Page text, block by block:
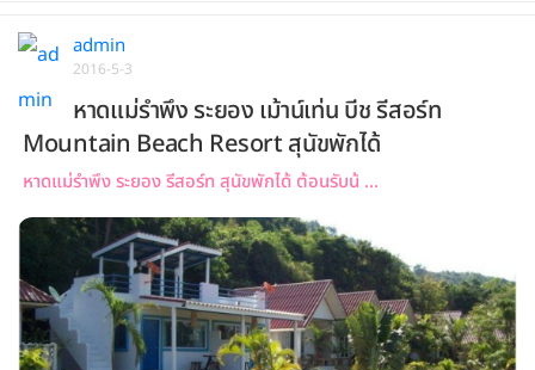
admin
2016-5-3
หาดแม่รำพึง ระยอง เม้าน์เท่น บีช รีสอร์ท
Mountain Beach Resort สุนัขพักได้
หาดแม่รำพึง ระยอง รีสอร์ท สุนัขพักได้ ต้อนรับน้ ...